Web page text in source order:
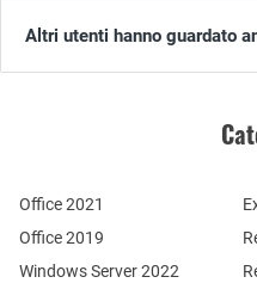
Altri utenti hanno guardato
Office 2021
Office 2019
Windows Server 2022